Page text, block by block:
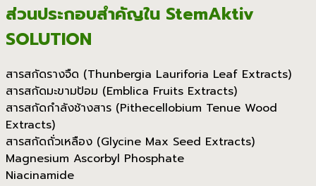
ส่วนประกอบสำคัญใน StemAktiv
SOLUTION
สารสกัดรางจืด (Thunbergia Lauriforia Leaf Extracts)
สารสกัดมะขามป้อม (Emblica Fruits Extracts)
สารสกัดกำลังช้างสาร (Pithecellobium Tenue Wood
Extracts)
สารสกัดถั่วเหลือง (Glycine Max Seed Extracts)
Magnesium Ascorbyl Phosphate
Niacinamide